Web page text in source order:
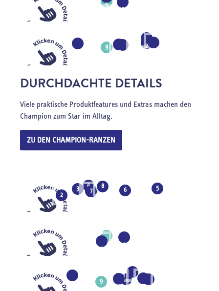
4
5
6
9
1
0
1
2
3
4 7
DURCHDACHTE DETAILS
Viele praktische Produktfeatures und Extras machen den
Champion zum Star im Alltag.
ZU DEN CHAMPION-RANZEN
1
2
3
4 5
6
7
8
4
1
5
6
9
1
1
2
3
4
7